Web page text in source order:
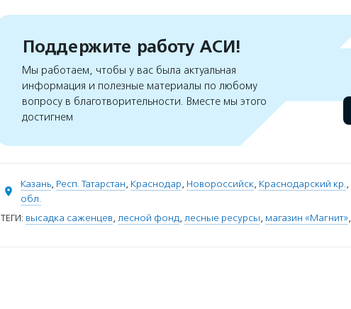
Поддержите работу АСИ!
Мы работаем, чтобы у вас была актуальная
информация и полезные материалы по любому
вопросу в благотворительности. Вместе мы этого
достигнем
Казань, Респ. Татарстан, Краснодар, Новороссийск, Краснодарский кр.,
обл.
ТЕГИ: высадка саженцев, лесной фонд, лесные ресурсы, магазин «Магнит»,